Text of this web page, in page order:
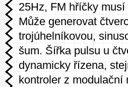
25Hz, FM hříčky
Může generovat
trojúhelníkovou,
šum. Šířka pulsu u
dynamicky řízena,
kontroler z modulační